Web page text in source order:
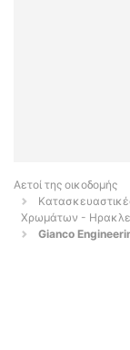
Αετοί της οικοδομής
Χρωμάτων -
Gianco